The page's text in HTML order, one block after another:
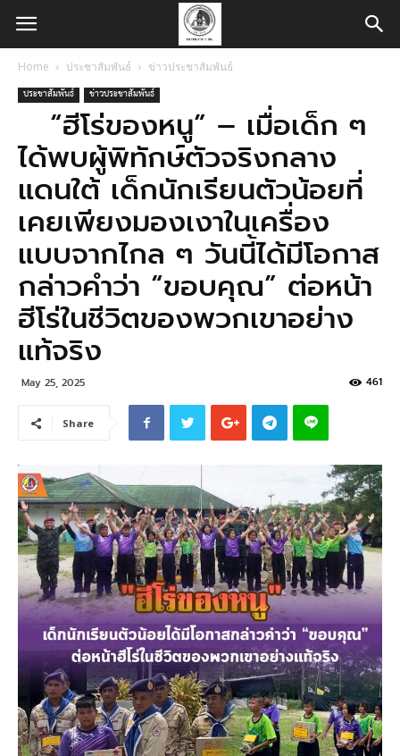
Home ประชาสัมพันธ์ ข่าวประชาสัมพันธ์
ประชาสัมพันธ์ ข่าวประชาสัมพันธ์
“ฮีโร่ของหนู” – เมื่อเด็ก ๆ
ได้พบผู้พิทักษ์ตัวจริงกลาง
แดนใต้ เด็กนักเรียนตัวน้อยที่
เคยเพียงมองเงาในเครื่อง
แบบจากไกล ๆ วันนี้ได้มีโอกาส
กล่าวคำว่า “ขอบคุณ” ต่อหน้า
ฮีโร่ในชีวิตของพวกเขาอย่าง
แท้จริง
May 25, 2025 461
Share